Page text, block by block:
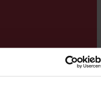
encuentra casi exactamente
que la plantación refleja los